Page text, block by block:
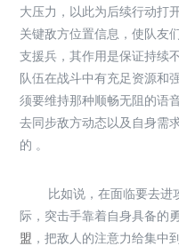
大压力，以此为后续行动打
关键敌方位置信息，使队友
支援兵，其作用是保证持续
队伍在战斗中有充足资源和
须要维持那种顺畅无阻的语
去同步敌方动态以及自身需
的 。
比如说，在面临要去进
际，突击手靠着自身具备的
盟 ，把敌人的注意力给集中